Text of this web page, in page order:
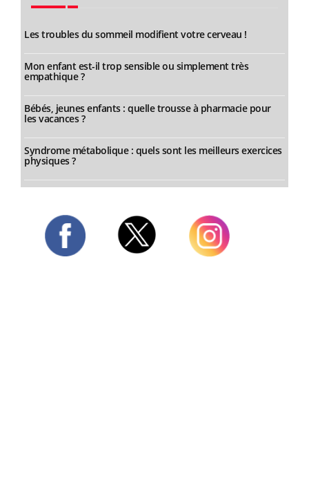
Les troubles du sommeil modifient votre cerveau !
Mon enfant est-il trop sensible ou simplement très
empathique ?
Bébés, jeunes enfants : quelle trousse à pharmacie pour
les vacances ?
Syndrome métabolique : quels sont les meilleurs exercices
physiques ?